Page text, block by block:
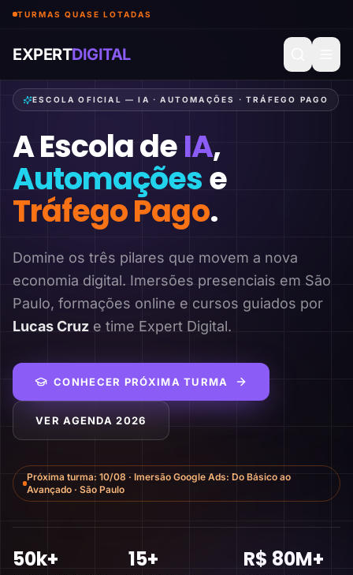
TURMAS QUASE LOTADAS
EXPERTDIGITAL
ESCOLA OFICIAL — IA · AUTOMAÇÕES · TRÁFEGO PAGO
A Escola deIA,
Automaçõese
Tráfego Pago.
Domine os três pilares que movem a nova
economia digital. Imersões presenciais em São
Paulo, formações online e cursos guiados por
Lucas Cruz e time Expert Digital.
CONHECER PRÓXIMA TURMA
VER AGENDA 2026
Próxima turma: 10/08 · Imersão Google Ads: Do Básico ao
Avançado · São Paulo
50k+ 15+ R$ 80M+